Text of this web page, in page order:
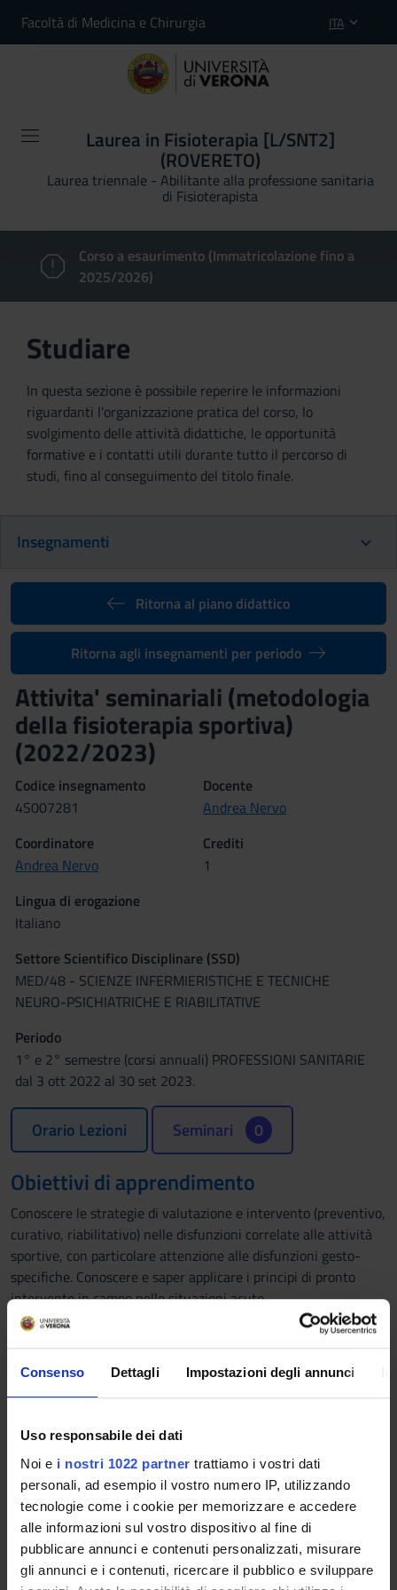
Consenso Dettagli Impostazioni degli annunci
Uso responsabile dei dati
Noi e i nostri 1022 partner trattiamo i vostri dati
personali, ad esempio il vostro numero IP, utilizzando
tecnologie come i cookie per memorizzare e accedere
alle informazioni sul vostro dispositivo al fine di
pubblicare annunci e contenuti personalizzati, misurare
gli annunci e i contenuti, ricercare il pubblico e sviluppare
Facoltà di Medicina e Chirurgia ITA
Laurea in Fisioterapia [L/SNT2]
(ROVERETO)
Laurea triennale - Abilitante alla professione sanitaria
di Fisioterapista
Corso a esaurimento (Immatricolazione fino a
2025/2026)
Studiare
In questa sezione è possibile reperire le informazioni
riguardanti l'organizzazione pratica del corso, lo
svolgimento delle attività didattiche, le opportunità
formative e i contatti utili durante tutto il percorso di
studi, fino al conseguimento del titolo finale.
Insegnamenti
Ritorna al piano didattico
Ritorna agli insegnamenti per periodo
Attivita' seminariali (metodologia
della fisioterapia sportiva)
(2022/2023)
Codice insegnamento
4S007281
Docente
Andrea Nervo
Coordinatore
Andrea Nervo
Crediti
1
Lingua di erogazione
Italiano
Settore Scientifico Disciplinare (SSD)
MED/48 - SCIENZE INFERMIERISTICHE E TECNICHE
NEURO-PSICHIATRICHE E RIABILITATIVE
Periodo
1° e 2° semestre (corsi annuali) PROFESSIONI SANITARIE
dal 3 ott 2022 al 30 set 2023.
Orario Lezioni Seminari 0
Obiettivi di apprendimento
Conoscere le strategie di valutazione e intervento (preventivo,
curativo, riabilitativo) nelle disfunzioni correlate alle attività
sportive, con particolare attenzione alle disfunzioni gesto-
specifiche. Conoscere e saper applicare i principi di pronto
intervento in campo nelle situazioni acute.
Prerequisiti e nozioni di base
conduzione dell'anamnesi e dell'esame obiettivo e conoscenze
Programma
- introduzione alla lezione "procedure di valutazione"
- ripasso sul ragionamento clinico, anamnesi e esame clinico
di base
- caratteristiche dei test diagnostici: affidabilità, validità,
sensibilità, specificità, valore predittivo positivo e negativo e
likelihood ratio
- misure di outcome e concetto di clinical prediction rule e